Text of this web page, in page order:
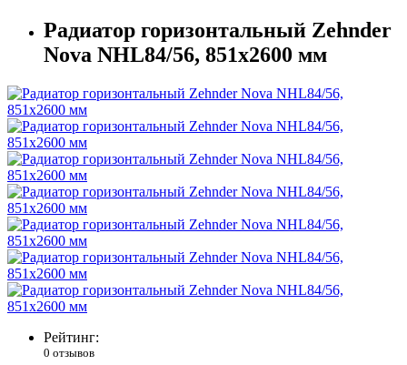
Радиатор горизонтальный Zehnder
Nova NHL84/56, 851х2600 мм
Рейтинг:
0 отзывов